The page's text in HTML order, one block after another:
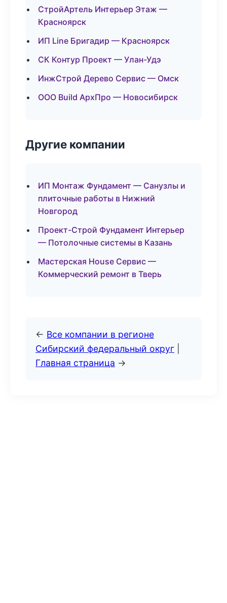
СтройАртель Интерьер Этаж —
Красноярск
ИП Line Бригадир — Красноярск
СК Контур Проект — Улан-Удэ
ИнжСтрой Дерево Сервис — Омск
ООО Build АрхПро — Новосибирск
Другие компании
ИП Монтаж Фундамент — Санузлы и
плиточные работы в Нижний
Новгород
Проект-Строй Фундамент Интерьер
— Потолочные системы в Казань
Мастерская House Сервис —
Коммерческий ремонт в Тверь
← Все компании в регионе
Сибирский федеральный округ
Главная страница →